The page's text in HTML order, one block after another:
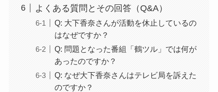
よくある質問とその回答（Q&A）
Q: 大下香奈さんが活動を休止しているの
はなぜですか？
Q: 問題となった番組「鶴ツル」では何が
あったのですか？
Q: なぜ大下香奈さんはテレビ局を訴えた
のですか？